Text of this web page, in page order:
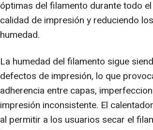
óptimas del filamento durante todo
calidad de impresión y reduciendo
humedad.
La humedad del filamento sigue
defectos de impresión, lo que
adherencia entre capas,
impresión inconsistente. El
al permitir a los usuarios secar el